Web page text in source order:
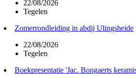
22/08/2026
Tegelen
Zomerrondleiding in abdij Ulingsheide
22/08/2026
Tegelen
Boekpresentatie 'Jac. Bongaerts